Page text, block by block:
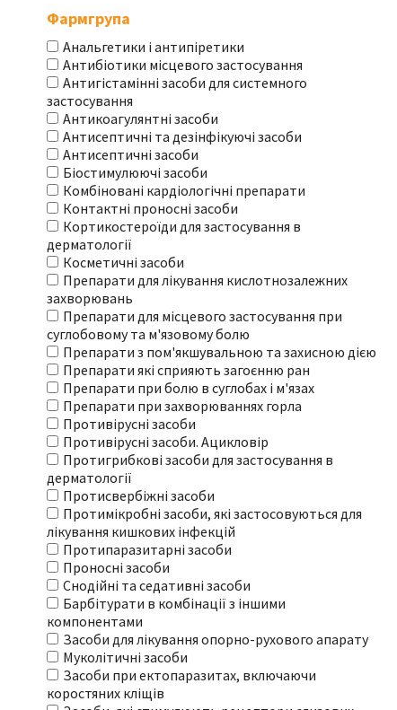
Фармгрупа
Анальгетики і антипіретики
Антибіотики місцевого застосування
Антигістамінні засоби для системного
застосування
Антикоагулянтні засоби
Антисептичні та дезінфікуючі засоби
Антисептичні засоби
Біостимулюючі засоби
Комбіновані кардіологічні препарати
Контактні проносні засоби
Кортикостероїди для застосування в
дерматології
Косметичні засоби
Препарати для лікування кислотнозалежних
захворювань
Препарати для місцевого застосування при
суглобовому та м'язовому болю
Препарати з пом'якшувальною та захисною дією
Препарати які сприяють загоєнню ран
Препарати при болю в суглобах і м'язах
Препарати при захворюваннях горла
Противірусні засоби
Противірусні засоби. Ацикловір
Протигрибкові засоби для застосування в
дерматології
Протисвербіжні засоби
Протимікробні засоби, які застосовуються для
лікування кишкових інфекцій
Протипаразитарні засоби
Проносні засоби
Снодійні та седативні засоби
Барбітурати в комбінації з іншими
компонентами
Засоби для лікування опорно-рухового апарату
Муколітичні засоби
Засоби при ектопаразитах, включаючи
коростяних кліщів